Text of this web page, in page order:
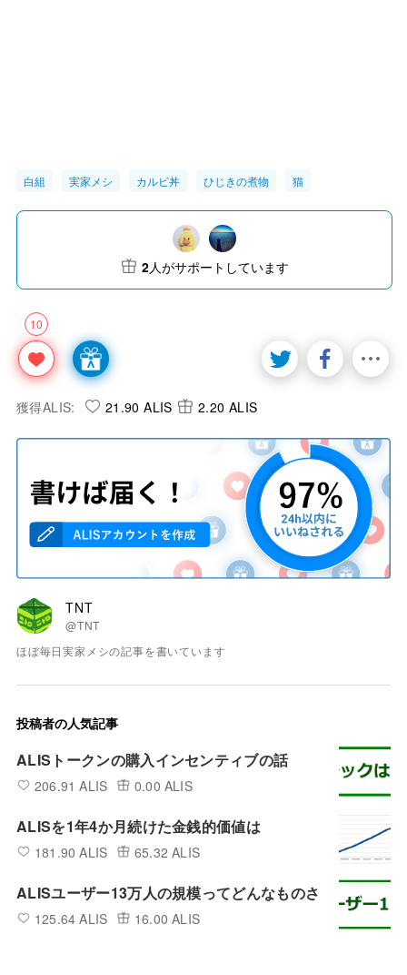
白組 実家メシ カルビ丼 ひじきの煮物 猫
10
2人がサポートしています
獲得ALIS: 21.90 ALIS 2.20 ALIS
TNT
@TNT
ほぼ毎日実家メシの記事を書いています
投稿者の人気記事
ALISトークンの購入インセンティブの話
206.91 ALIS 0.00 ALIS
ALISを1年4か月続けた金銭的価値は
181.90 ALIS 65.32 ALIS
ALISユーザー13万人の規模ってどんなものさ
125.64 ALIS 16.00 ALIS